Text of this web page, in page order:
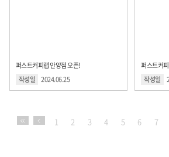
퍼스트커피랩 안양점 오픈!
작성일 2024.06.25
퍼스트커
작성일
1 2 3 4 5 6 7